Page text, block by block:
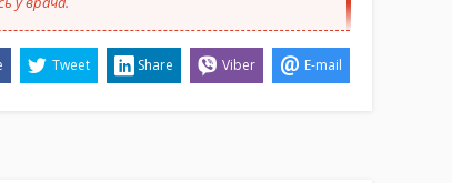
Tweet Share Viber E-mail